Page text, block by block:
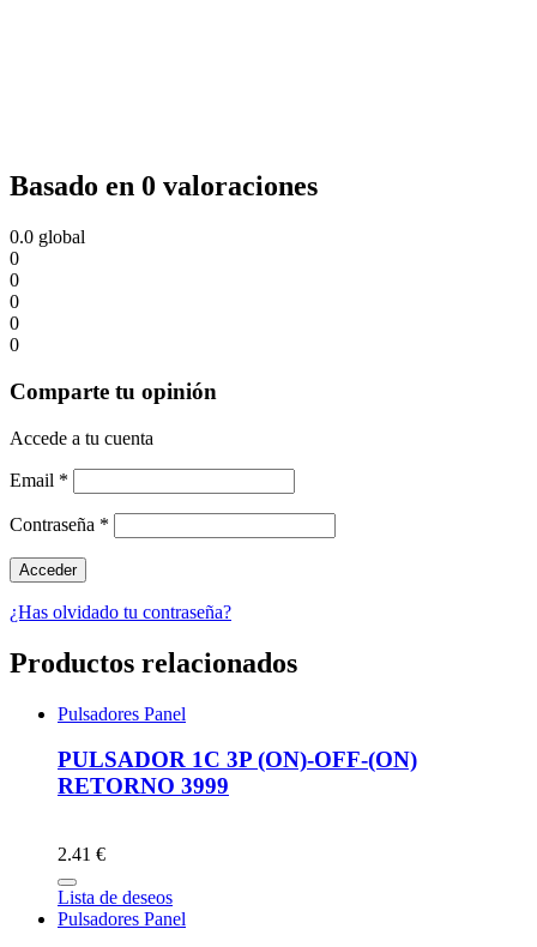
Basado en 0 valoraciones
0.0 global
0
0
0
0
0
Comparte tu opinión
Accede a tu cuenta
Email *
Contraseña *
¿Has olvidado tu contraseña?
Productos relacionados
Pulsadores Panel
PULSADOR 1C 3P (ON)-OFF-(ON)
RETORNO 3999
2.41 €
Lista de deseos
Pulsadores Panel